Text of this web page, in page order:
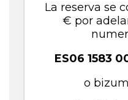
La reserva se
€ por
ES06 1583
o